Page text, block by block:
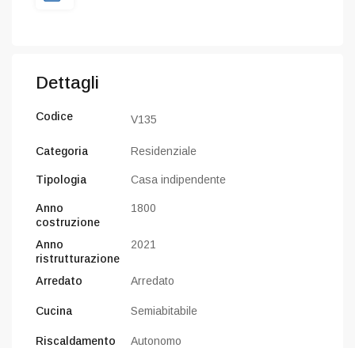
Dettagli
Codice V135
Categoria Residenziale
Tipologia Casa indipendente
Anno
costruzione
1800
Anno
ristrutturazione
2021
Arredato Arredato
Cucina Semiabitabile
Riscaldamento Autonomo